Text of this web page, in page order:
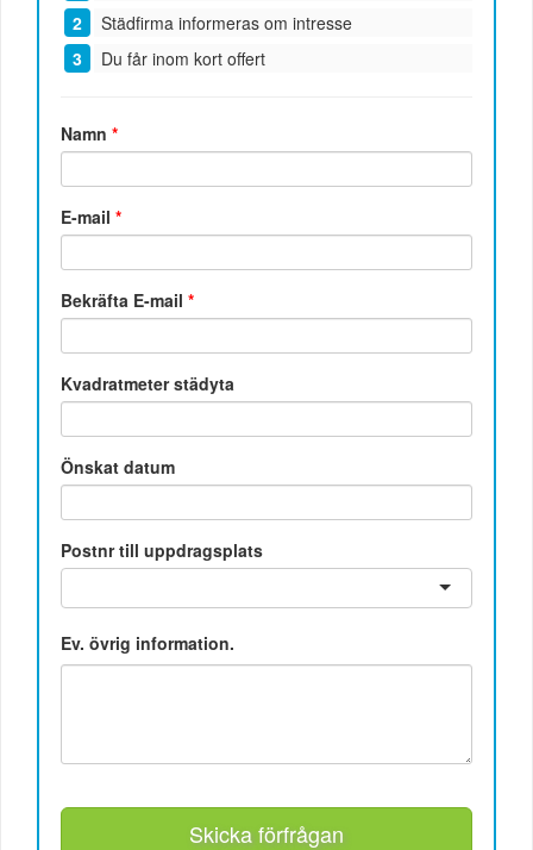
Städfirma informeras om intresse
Du får inom kort offert
Namn*
E-mail*
Bekräfta E-mail*
Kvadratmeter städyta
Önskat datum
Postnr till uppdragsplats
Ev. övrig information.
Skicka förfrågan